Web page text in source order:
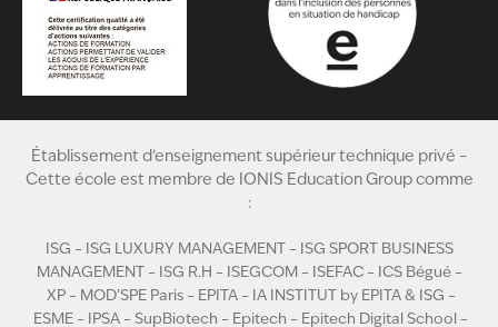
Établissement d’enseignement supérieur technique privé –
Cette école est membre de IONIS Education Groupcomme
:
ISG – ISG LUXURY MANAGEMENT– ISG SPORT BUSINESS
MANAGEMENT– ISG R.H – ISEGCOM– ISEFAC– ICS Bégué–
XP– MOD’SPE Paris– EPITA– IA INSTITUT by EPITA & ISG –
ESME – IPSA – SupBiotech – Epitech – Epitech Digital School –